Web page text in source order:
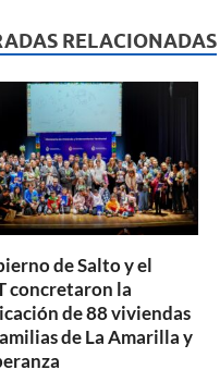
b
o
o
k
p
RELACIONADAS
de Salto y el
concretaron la
de 88 viviendas
de La Amarilla y